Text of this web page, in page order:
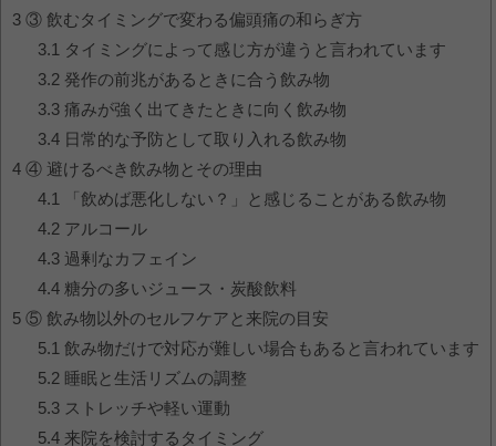
3 ③ 飲むタイミングで変わる偏頭痛の和らぎ方
3.1 タイミングによって感じ方が違うと言われています
3.2発作の前兆があるときに合う飲み物
3.3痛みが強く出てきたときに向く飲み物
3.4日常的な予防として取り入れる飲み物
4 ④ 避けるべき飲み物とその理由
4.1
「飲めば悪化しない？」と感じることがある飲み物
4.2アルコール
4.3過剰なカフェイン
4.4糖分の多いジュース・炭酸飲料
5 ⑤ 飲み物以外のセルフケアと来院の目安
5.1 飲み物だけで対応が難しい場合もあると言われています
5.2睡眠と生活リズムの調整
5.3ストレッチや軽い運動
5.4来院を検討するタイミング